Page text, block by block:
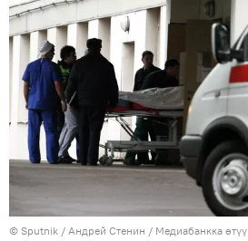
© Sputnik / Андрей Стенин / Медиабанкка өтүү